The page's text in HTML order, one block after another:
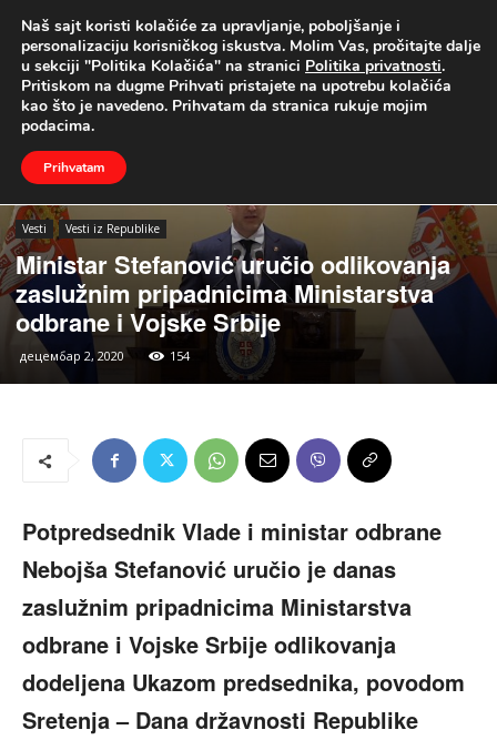
UŽIVO
Naslovna Vesti Vesti iz Republike
Vesti Vesti iz Republike
Ministar Stefanović uručio odlikovanja
zaslužnim pripadnicima Ministarstva
odbrane i Vojske Srbije
децембар 2, 2020 154
Potpredsednik Vlade i ministar odbrane
Nebojša Stefanović uručio je danas
zaslužnim pripadnicima Ministarstva
odbrane i Vojske Srbije odlikovanja
dodeljena Ukazom predsednika, povodom
Sretenja – Dana državnosti Republike
Naš sajt koristi kolačiće za upravljanje, poboljšanje i
personalizaciju korisničkog iskustva. Molim Vas, pročitajte dalje
u sekciji "Politika Kolačića" na stranici Politika privatnosti.
Pritiskom na dugme Prihvati pristajete na upotrebu kolačića
kao što je navedeno. Prihvatam da stranica rukuje mojim
podacima.
Prihvatam